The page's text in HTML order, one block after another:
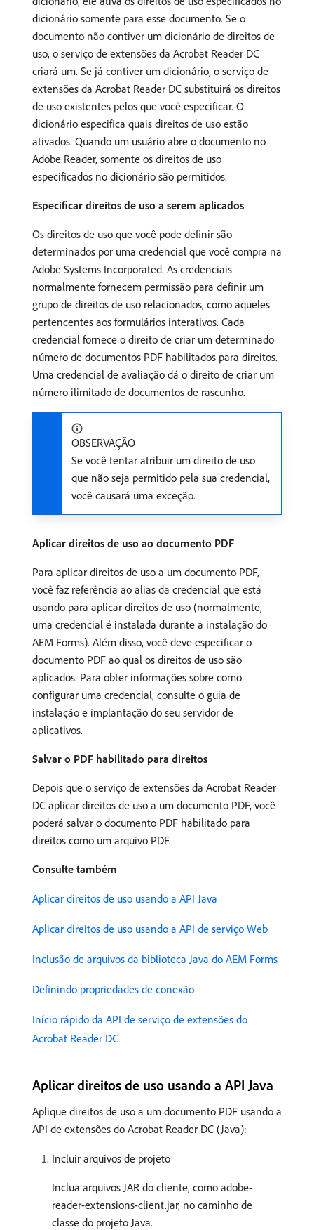
dicionário somente para esse documento. Se o
documento não contiver um dicionário de direitos de
uso, o serviço de extensões da Acrobat Reader DC
criará um. Se já contiver um dicionário, o serviço de
extensões da Acrobat Reader DC substituirá os direitos
de uso existentes pelos que você especificar. O
dicionário especifica quais direitos de uso estão
ativados. Quando um usuário abre o documento no
Adobe Reader, somente os direitos de uso
especificados no dicionário são permitidos.
Especificar direitos de uso a serem aplicados
Os direitos de uso que você pode definir são
determinados por uma credencial que você compra na
Adobe Systems Incorporated. As credenciais
normalmente fornecem permissão para definir um
grupo de direitos de uso relacionados, como aqueles
pertencentes aos formulários interativos. Cada
credencial fornece o direito de criar um determinado
número de documentos PDF habilitados para direitos.
Uma credencial de avaliação dá o direito de criar um
número ilimitado de documentos de rascunho.
OBSERVAÇÃO
Se você tentar atribuir um direito de uso
que não seja permitido pela sua credencial,
você causará uma exceção.
Aplicar direitos de uso ao documento PDF
Para aplicar direitos de uso a um documento PDF,
você faz referência ao alias da credencial que está
usando para aplicar direitos de uso (normalmente,
uma credencial é instalada durante a instalação do
AEM Forms). Além disso, você deve especificar o
documento PDF ao qual os direitos de uso são
aplicados. Para obter informações sobre como
configurar uma credencial, consulte o guia de
instalação e implantação do seu servidor de
aplicativos.
Salvar o PDF habilitado para direitos
Depois que o serviço de extensões da Acrobat Reader
DC aplicar direitos de uso a um documento PDF, você
poderá salvar o documento PDF habilitado para
direitos como um arquivo PDF.
Consulte também
Aplicar direitos de uso usando a API Java
Aplicar direitos de uso usando a API de serviço Web
Inclusão de arquivos da biblioteca Java do AEM Forms
Definindo propriedades de conexão
Início rápido da API de serviço de extensões do
Acrobat Reader DC
Aplicar direitos de uso usando a API Java
Aplique direitos de uso a um documento PDF usando a
API de extensões do Acrobat Reader DC (Java):
Incluir arquivos de projeto
Inclua arquivos JAR do cliente, como adobe-
reader-extensions-client.jar, no caminho de
classe do projeto Java.